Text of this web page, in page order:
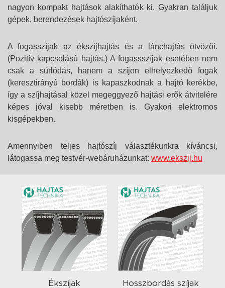
nagyon kompakt hajtások alakíthatók ki. Gyakran találjuk
gépek, berendezések hajtószíjaként.
A fogasszíjak az ékszíjhajtás és a lánchajtás ötvözői.
(Pozitív kapcsolású hajtás.) A fogassszíjak esetében nem
csak a súrlódás, hanem a szíjon elhelyezkedő fogak
(keresztirányú bordák) is kapaszkodnak a hajtó kerékbe,
így a szíjhajtásal közel megeggyező hajtási erők átvitelére
képes jóval kisebb méretben is. Gyakori elektromos
kisgépekben.
Amennyiben teljes hajtószíj választékunkra kíváncsi,
látogassa meg testvér-webáruházunkat: www.ekszij.hu
Ékszíjak Hosszbordás szíjak